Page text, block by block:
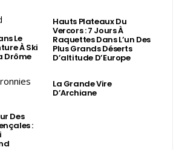
Le
À Ski
Drôme
Hauts Plateaux Du
Vercors : 7 Jours À
Raquettes Dans L’un Des
Plus Grands Déserts
D’altitude D’Europe
Des
:
La Grande Vire
D’Archiane